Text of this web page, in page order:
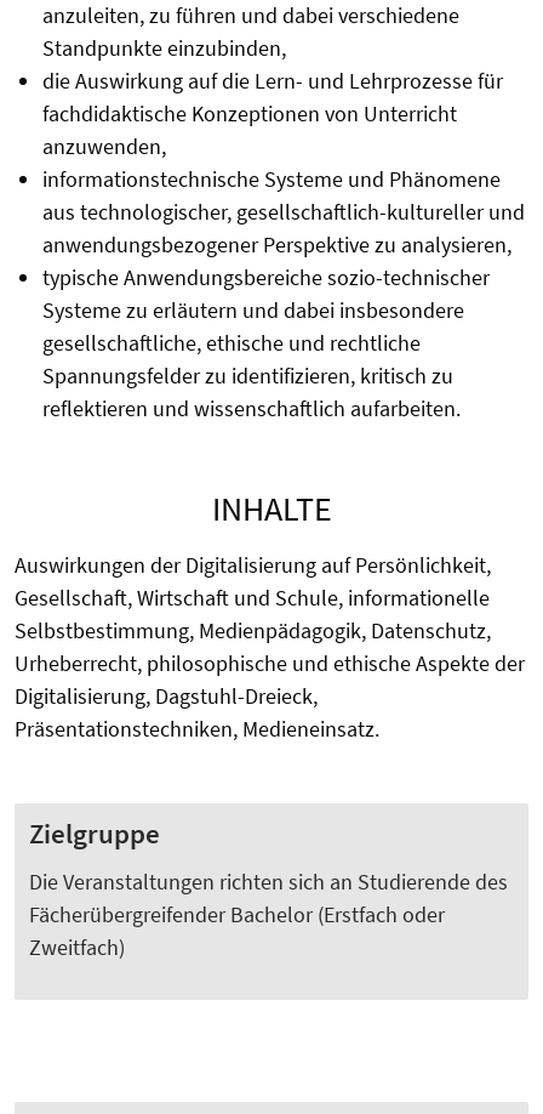
anzuleiten, zu führen und dabei verschiedene
Standpunkte einzubinden,
die Auswirkung auf die Lern- und Lehrprozesse für
fachdidaktische Konzeptionen von Unterricht
anzuwenden,
informationstechnische Systeme und Phänomene
aus technologischer, gesellschaftlich-kultureller und
anwendungsbezogener Perspektive zu analysieren,
typische Anwendungsbereiche sozio-technischer
Systeme zu erläutern und dabei insbesondere
gesellschaftliche, ethische und rechtliche
Spannungsfelder zu identifizieren, kritisch zu
reflektieren und wissenschaftlich aufarbeiten.
INHALTE
Auswirkungen der Digitalisierung auf Persönlichkeit,
Gesellschaft, Wirtschaft und Schule, informationelle
Selbstbestimmung, Medienpädagogik, Datenschutz,
Urheberrecht, philosophische und ethische Aspekte der
Digitalisierung, Dagstuhl-Dreieck,
Präsentationstechniken, Medieneinsatz.
Zielgruppe
Die Veranstaltungen richten sich an Studierende des
Fächerübergreifender Bachelor (Erstfach oder
Zweitfach)